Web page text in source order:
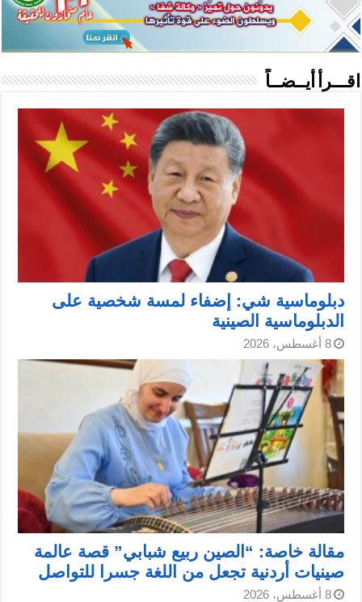
اقـــرأ أيــضــاً
دبلوماسية شي: إضفاء لمسة شخصية على
الدبلوماسية الصينية
8 أغسطس، 2026
مقالة خاصة: “الصين ربيع شبابي” قصة عالمة
صينيات أردنية تجعل من اللغة جسرا للتواصل
8 أغسطس، 2026